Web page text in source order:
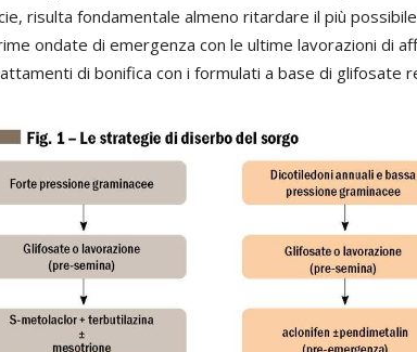
risulta fondamentale almeno ritardare il più
ondate di emergenza con le ultime lavorazioni di
di bonifica con i formulati a base di glifosate